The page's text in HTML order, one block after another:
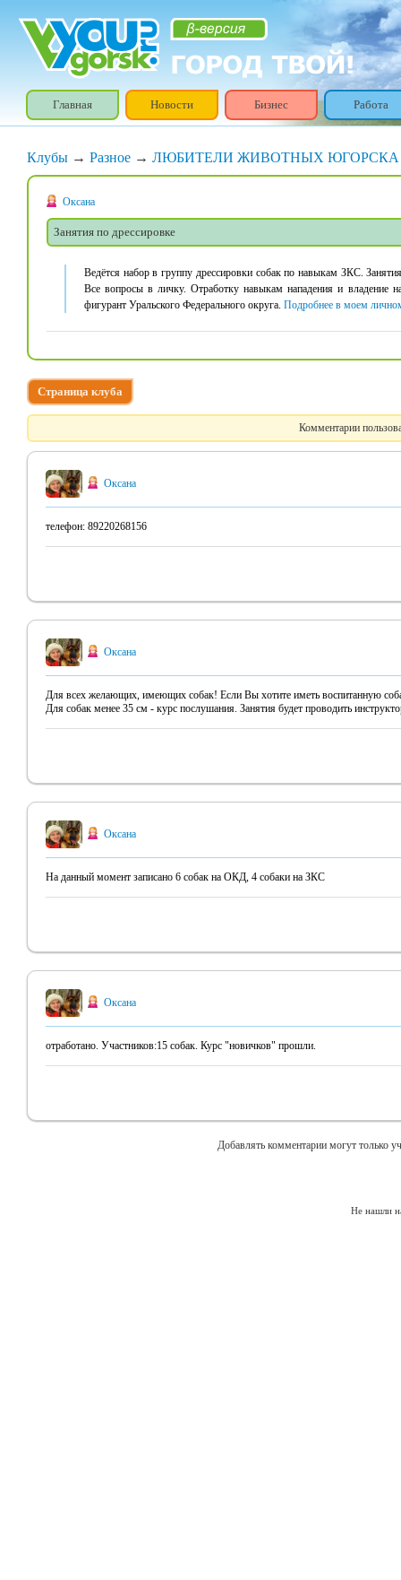
Главная Новости Бизнес Работа
Клубы → Разное → ЛЮБИТЕЛИ ЖИВОТНЫХ ЮГОРСКА
Оксана
Занятия по дрессировке
Ведётся набор в группу дрессировки собак по навыкам ЗКС.
Все вопросы в личку. Отработку навыкам нападения и владение
фигурант Уральского Федерального округа. Подробнее в моем
Страница клуба
Комментарии
Оксана
телефон: 89220268156
Оксана
Для всех желающих, имеющих собак! Если Вы хотите иметь воспитанную
Для собак менее 35 см - курс послушания. Занятия будет проводить
Оксана
На данный момент записано 6 собак на ОКД, 4 собаки на ЗКС
Оксана
отработано. Участников:15 собак. Курс "новичков" прошли.
Добавлять комментарии могут только
Не нашли